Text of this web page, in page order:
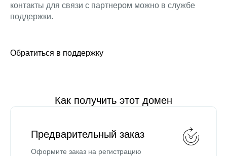
контакты для связи с партнером можно в службе
поддержки.
Обратиться в поддержку
Как получить этот домен
Предварительный заказ
Оформите заказ на регистрацию